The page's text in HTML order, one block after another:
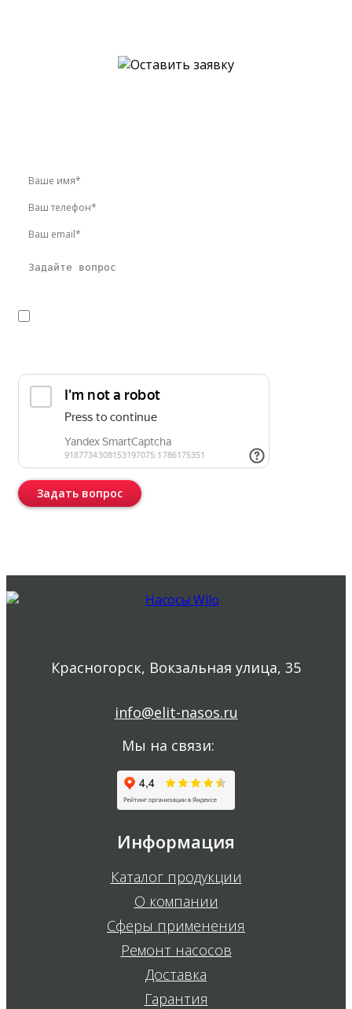
Задать вопрос
Красногорск, Вокзальная улица, 35
info@elit-nasos.ru
Мы на связи:
Информация
Каталог продукции
О компании
Сферы применения
Ремонт насосов
Доставка
Гарантия